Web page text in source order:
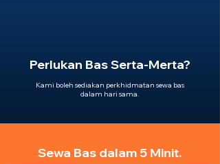
Perlukan Bas Serta-Merta?
Kami boleh sediakan perkhidmatan sewa bas
dalam hari sama.
Sewa Bas dalam 5 Minit.